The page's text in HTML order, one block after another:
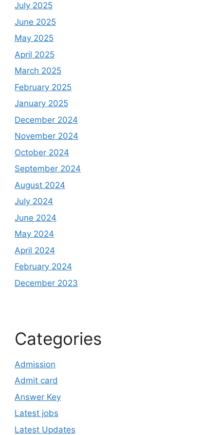
July 2025
June 2025
May 2025
April 2025
March 2025
February 2025
January 2025
December 2024
November 2024
October 2024
September 2024
August 2024
July 2024
June 2024
May 2024
April 2024
February 2024
December 2023
Categories
Admission
Admit card
Answer Key
Latest jobs
Latest Updates